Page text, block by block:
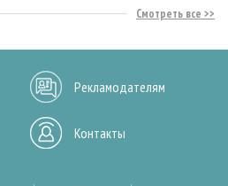
Смотреть все
Рекламодателям
Контакты